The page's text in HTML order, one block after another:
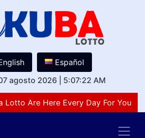
Español
agosto 2026
5:07:22 AM
Lotto Are Here Every Day For You